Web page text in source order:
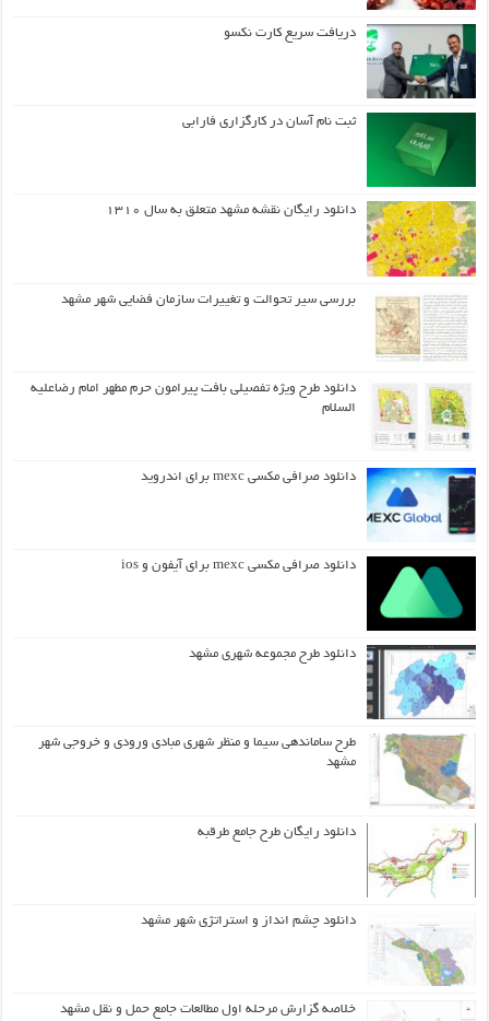
دریافت سریع کارت نکسو
ثبت نام آسان در کارگزاری فارابی
دانلود رایگان نقشه مشهد متعلق به سال ۱۳۱۰
بررسی سیر تحوالت و تغییرات سازمان فضایی شهر مشهد
دانلود طرح ويژه تفصيلي بافت پيرامون حرم مطهر امام رضاعليه
السلام
دانلود صرافی مکسی mexc برای اندروید
دانلود صرافی مکسی mexc برای آیفون و ios
دانلود طرح مجموعه شهری مشهد
طرح ساماندهی سیما و منظر شهری مبادی ورودی و خروجی شهر
مشهد
دانلود رایگان طرح جامع طرقبه
دانلود چشم انداز و استراتژی شهر مشهد
خلاصه گزارش مرحله اول مطالعات جامع حمل و نقل مشهد